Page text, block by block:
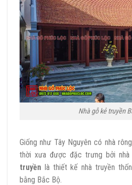
Nhà gỗ kẻ truyền
Giống như Tây Nguyên có nhà
thời xưa được đặc trưng bởi nhà
truyền là thiết kế nhà truyền
bằng Bắc Bộ.